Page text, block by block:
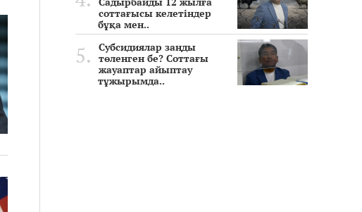
соттағысы келетіндер
бұқа мен..
Субсидиялар заңды
төленген бе? Соттағы
жауаптар айыптау
тұжырымда..